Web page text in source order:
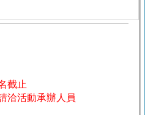
截止
洽活動承辦人員